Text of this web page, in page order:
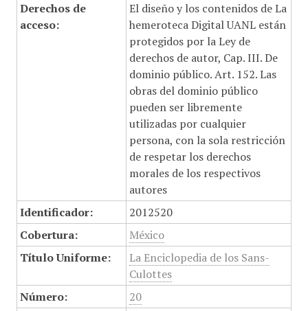
Derechos de
acceso:
El diseño y los contenidos de La
hemeroteca Digital UANL están
protegidos por la Ley de
derechos de autor, Cap. III. De
dominio público. Art. 152. Las
obras del dominio público
pueden ser libremente
utilizadas por cualquier
persona, con la sola restricción
de respetar los derechos
morales de los respectivos
autores
Identificador:
2012520
Cobertura:
México
Título Uniforme:
La Enciclopedia de los Sans-
Culottes
Número:
20